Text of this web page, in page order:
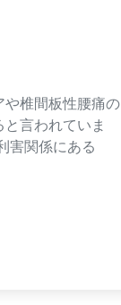
椎間板性腰痛の
言われていま
害関係にある